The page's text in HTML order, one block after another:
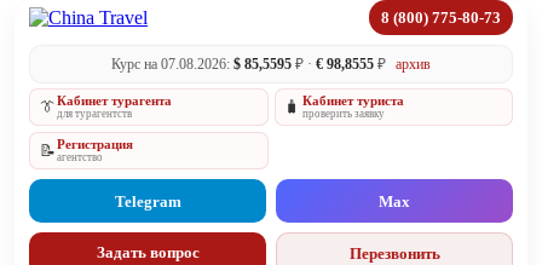
8 (800) 775-80-73
Курс на 07.08.2026: $ 85,5595 ₽ · € 98,8555 ₽ архив
👔Кабинет турагента
для турагентств 🧳 Кабинет туриста
проверить заявку
📝Регистрация
агентство
Telegram Max
Задать вопрос Перезвонить